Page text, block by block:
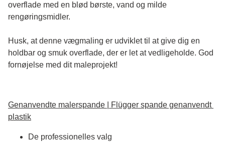
overflade med en blød børste, vand og milde
rengøringsmidler.
Husk, at denne vægmaling er udviklet til at give dig en
holdbar og smuk overflade, der er let at vedligeholde. God
fornøjelse med dit maleprojekt!
Genanvendte malerspande | Flügger spande genanvendt
plastik
De professionelles valg